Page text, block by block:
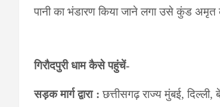
पानी का भंडारण किया जाने लगा उसे कुंड अमृत
गिरौदपुरी धाम कैसे पहुंचें-
सड़क मार्ग द्वारा :छत्तीसगढ़ राज्य मुंबई,